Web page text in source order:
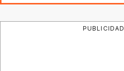
PUBLICIDAD